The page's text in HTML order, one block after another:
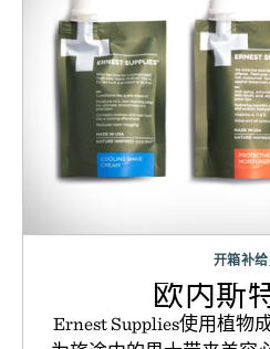
开箱补
欧内斯
Ernest Supplies使用植物